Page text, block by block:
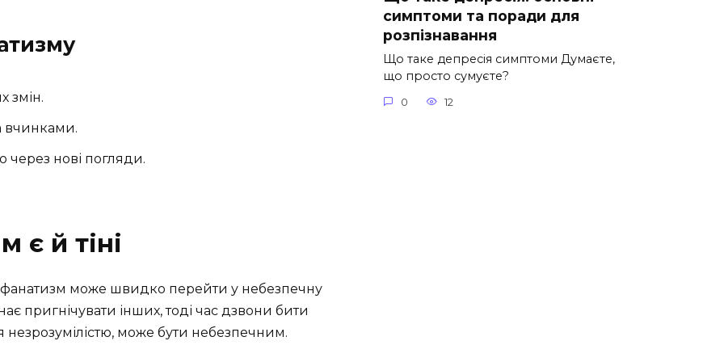
змін.
вчинками.
нові погляди.
є й тіні
може швидко перейти у небезпечну
пригнічувати інших, тоді час дзвони бити
незрозумілістю, може бути небезпечним.
симптоми та поради для
розпізнавання
Що таке депресія симптоми Думаєте,
що просто сумуєте?
0 12